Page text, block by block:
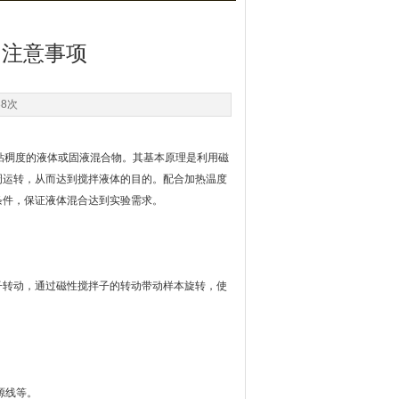
意事项
次
度的液体或固液混合物。其基本原理是利用磁
转，从而达到搅拌液体的目的。配合加热温度
，保证液体混合达到实验需求。
，通过磁性搅拌子的转动带动样本旋转，使
等。